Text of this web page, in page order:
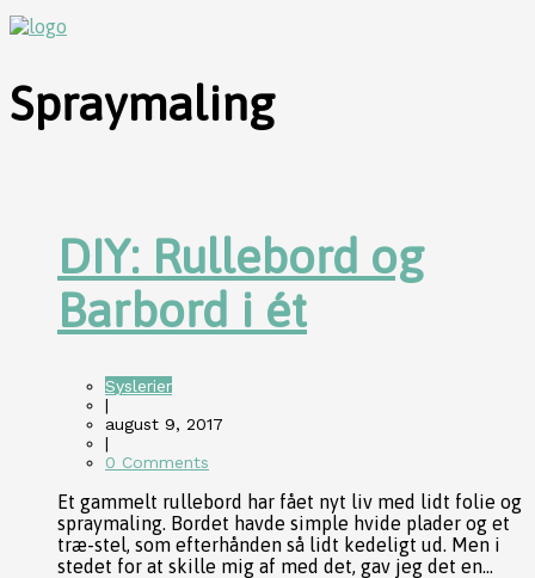
Spraymaling
DIY: Rullebord og
Barbord i ét
Syslerier
|
august 9, 2017
|
0 Comments
Et gammelt rullebord har fået nyt liv med lidt folie og
spraymaling. Bordet havde simple hvide plader og et
træ-stel, som efterhånden så lidt kedeligt ud. Men i
stedet for at skille mig af med det, gav jeg det en...